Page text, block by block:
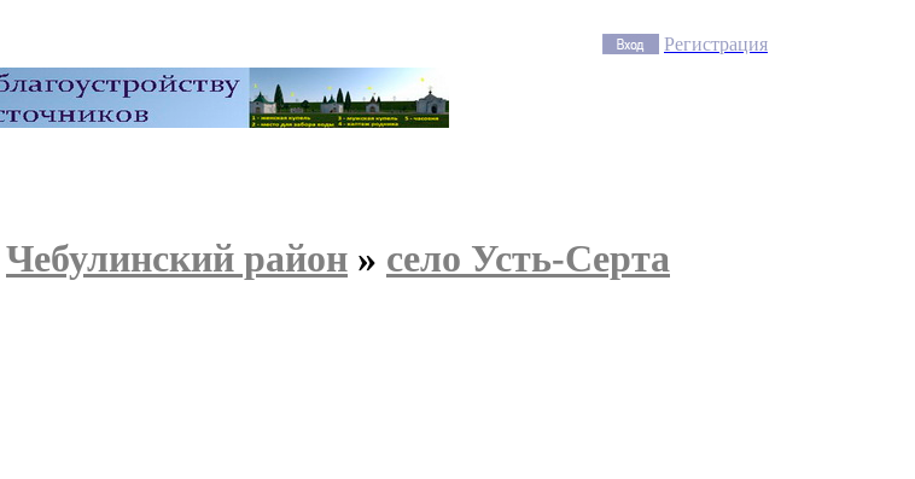
Регистрация
Чебулинский район » село Усть-Серта